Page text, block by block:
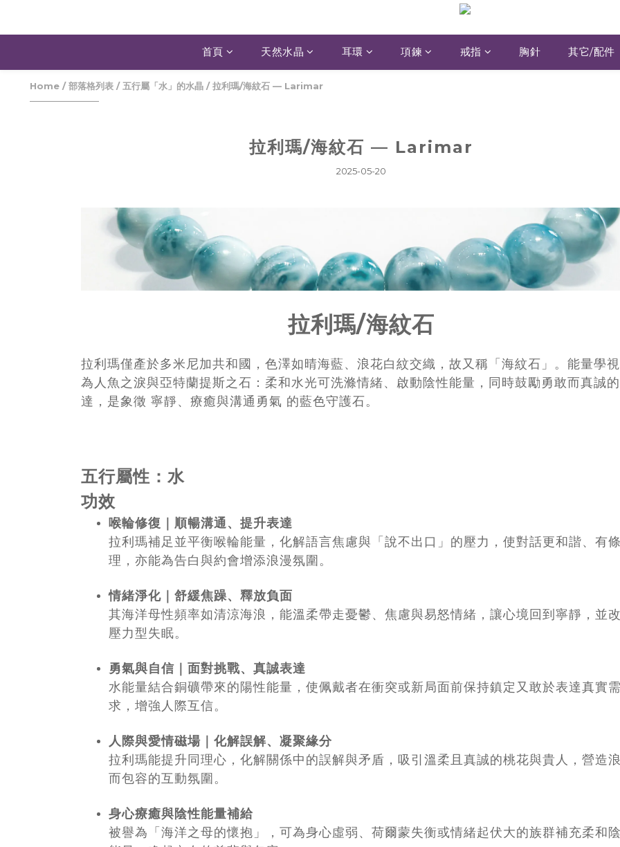
首頁 天然水晶 耳環 項鍊 戒指 胸針 其它/配件
Home /部落格列表 / 五行屬「水」的水晶 /拉利瑪/海紋石 — Larimar
拉利瑪/海紋石 — Larimar
2025-05-20
拉利瑪/海紋石
拉利瑪僅產於多米尼加共和國，色澤如晴海藍、浪花白紋交織，故又稱「海紋石」。能量學
為人魚之淚與亞特蘭提斯之石：柔和水光可洗滌情緒、啟動陰性能量，同時鼓勵勇敢而真誠
達，是象徵 寧靜、療癒與溝通勇氣 的藍色守護石。
五行屬性：水
功效
喉輪修復｜順暢溝通、提升表達
拉利瑪補足並平衡喉輪能量，化解語言焦慮與「說不出口」的壓力，使對話更和諧、有條
理，亦能為告白與約會增添浪漫氛圍。
情緒淨化｜舒緩焦躁、釋放負面
其海洋母性頻率如清涼海浪，能溫柔帶走憂鬱、焦慮與易怒情緒，讓心境回到寧靜，並
壓力型失眠。
勇氣與自信｜面對挑戰、真誠表達
水能量結合銅礦帶來的陽性能量，使佩戴者在衝突或新局面前保持鎮定又敢於表達真實需
求，增強人際互信。
人際與愛情磁場｜化解誤解、凝聚緣分
拉利瑪能提升同理心，化解關係中的誤解與矛盾，吸引溫柔且真誠的桃花與貴人，營造
而包容的互動氛圍。
身心療癒與陰性能量補給
被譽為「海洋之母的懷抱」，可為身心虛弱、荷爾蒙失衡或情緒起伏大的族群補充柔和